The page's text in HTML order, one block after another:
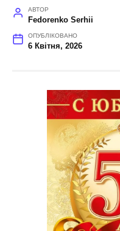
АВТОР
Fedorenko Serhii
ОПУБЛІКОВАНО
6 Квітня, 2026